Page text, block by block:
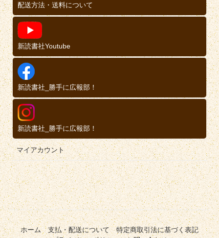
配送方法・送料について
新読書社Youtube
新読書社_勝手に広報部！
新読書社_勝手に広報部！
マイアカウント
ホーム 支払・配送について
特定商取引法に基づく表記